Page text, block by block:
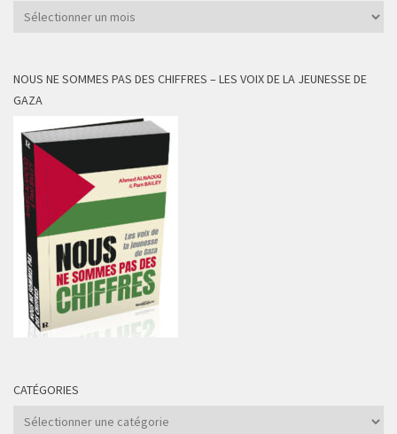
Archives
NOUS NE SOMMES PAS DES CHIFFRES – LES VOIX DE LA JEUNESSE DE
GAZA
CATÉGORIES
Catégories